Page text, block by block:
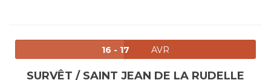
16 - 17 AVR
SURVÊT / SAINT JEAN DE LA RUDELLE